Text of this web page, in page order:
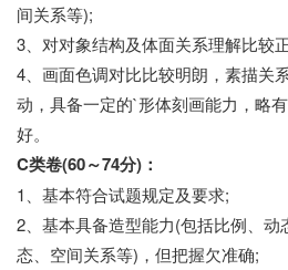
间关系等);
3、对对象结构及体面关系理解比较
4、画面色调对比比较明朗，素描关
动，具备一定的`形体刻画能力，略
好。
C类卷(60～74分)：
1、基本符合试题规定及要求;
2、基本具备造型能力(包括比例、动
态、空间关系等)，但把握欠准确;